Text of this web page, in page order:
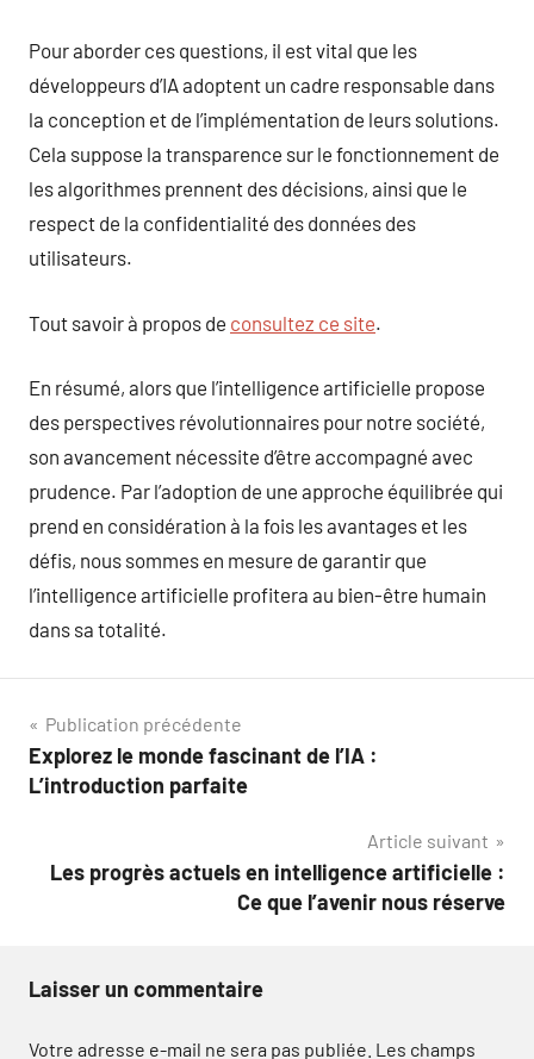
Pour aborder ces questions, il est vital que les
développeurs d’IA adoptent un cadre responsable dans
la conception et de l’implémentation de leurs solutions.
Cela suppose la transparence sur le fonctionnement de
les algorithmes prennent des décisions, ainsi que le
respect de la confidentialité des données des
utilisateurs.
Tout savoir à propos de consultez ce site.
En résumé, alors que l’intelligence artificielle propose
des perspectives révolutionnaires pour notre société,
son avancement nécessite d’être accompagné avec
prudence. Par l’adoption de une approche équilibrée qui
prend en considération à la fois les avantages et les
défis, nous sommes en mesure de garantir que
l’intelligence artificielle profitera au bien-être humain
dans sa totalité.
Navigation
de
Publication précédente
Explorez le monde fascinant de l’IA :
L’introduction parfaite
Article suivant
Les progrès actuels en intelligence artificielle :
Ce que l’avenir nous réserve
Laisser un commentaire
Votre adresse e-mail ne sera pas publiée. Les champs